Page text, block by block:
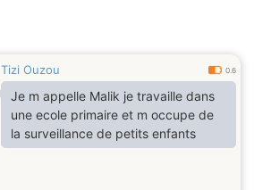
Tizi Ouzou 0.6
Je m appelle Malik je travaille dans
une ecole primaire et m occupe de
la surveillance de petits enfants